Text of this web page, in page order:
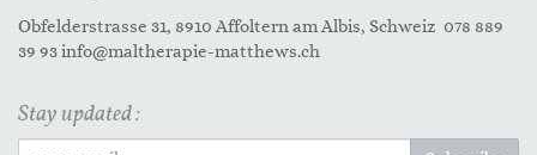
Obfelderstrasse 31, 8910 Affoltern am Albis, Schweiz 078 889
39 93 info@maltherapie-matthews.ch
Stay updated :